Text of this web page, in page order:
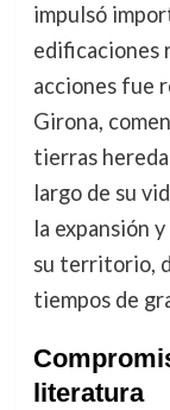
impulsó
edificaciones
acciones fue
Girona,
tierras
largo de su
la expansión
su territorio,
tiempos de
literatura